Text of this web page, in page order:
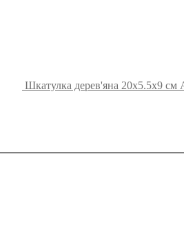
Шкатулка дерев'яна 20х5.5х9 см